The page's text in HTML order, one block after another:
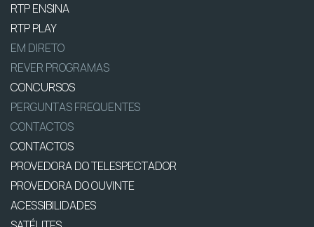
RTP ENSINA
RTP PLAY
EM DIRETO
REVER PROGRAMAS
CONCURSOS
PERGUNTAS FREQUENTES
CONTACTOS
CONTACTOS
PROVEDORA DO TELESPECTADOR
PROVEDORA DO OUVINTE
ACESSIBILIDADES